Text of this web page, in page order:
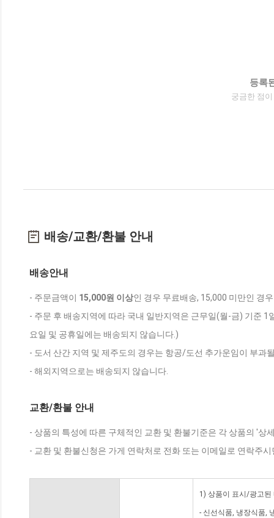
등록
궁금한 점
배송/교환/환불 안내
배송안내
- 주문금액이 15,000원 이상인 경우 무료배송, 15,000 미만인 경
- 주문 후 배송지역에 따라 국내 일반지역은 근무일(월-금) 기준
요일 및 공휴일에는 배송되지 않습니다.)
- 도서 산간 지역 및 제주도의 경우는 항공/도선 추가운임이 부과
- 해외지역으로는 배송되지 않습니다.
교환/환불 안내
- 상품의 특성에 따른 구체적인 교환 및 환불기준은 각 상품의 '상
- 교환 및 환불신청은 가게 연락처로 전화 또는 이메일로 연락주
1) 상품이 표시/광고된
- 신선식품, 냉장식품,